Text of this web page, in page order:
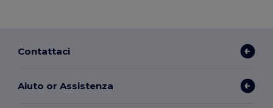
Contattaci
Aiuto or Assistenza